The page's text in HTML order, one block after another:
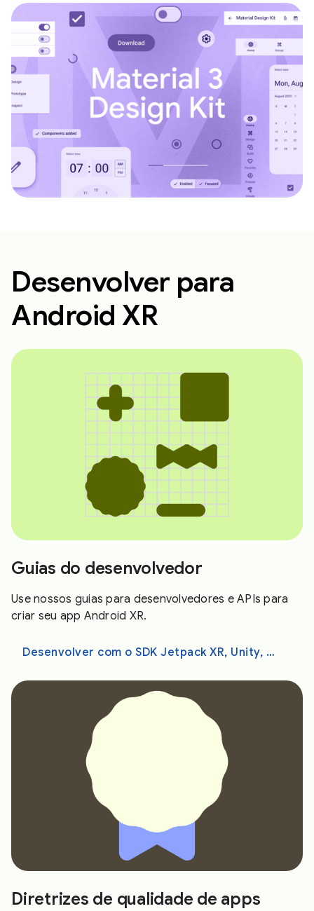
Desenvolver para
Android XR
Guias do desenvolvedor
Use nossos guias para desenvolvedores e APIs para
criar seu app Android XR.
Desenvolver com o SDK Jetpack XR, Unity, OpenXR ou WebXR
Diretrizes de qualidade de apps